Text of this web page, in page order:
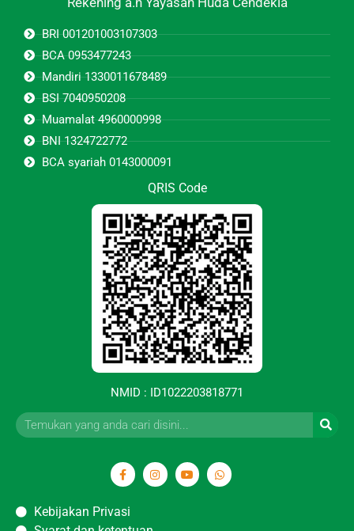
BRI 001201003107303
BCA 0953477243
Mandiri 1330011678489
BSI 7040950208
Muamalat 4960000998
BNI 1324722772
BCA syariah 0143000091
QRIS Code
NMID : ID1022203818771
Kebijakan Privasi